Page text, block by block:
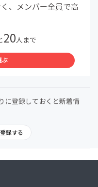
、メンバー全員で高
20人まで
ぶ
に登録しておくと新着情
録する